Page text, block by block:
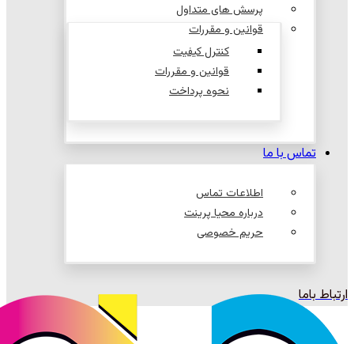
پرسش های متداول
قوانین و مقررات
کنترل کیفیت
قوانین و مقررات
نحوه پرداخت
تماس با ما
اطلاعات تماس
درباره محیا پرینت
حریم خصوصی
ارتباط باما